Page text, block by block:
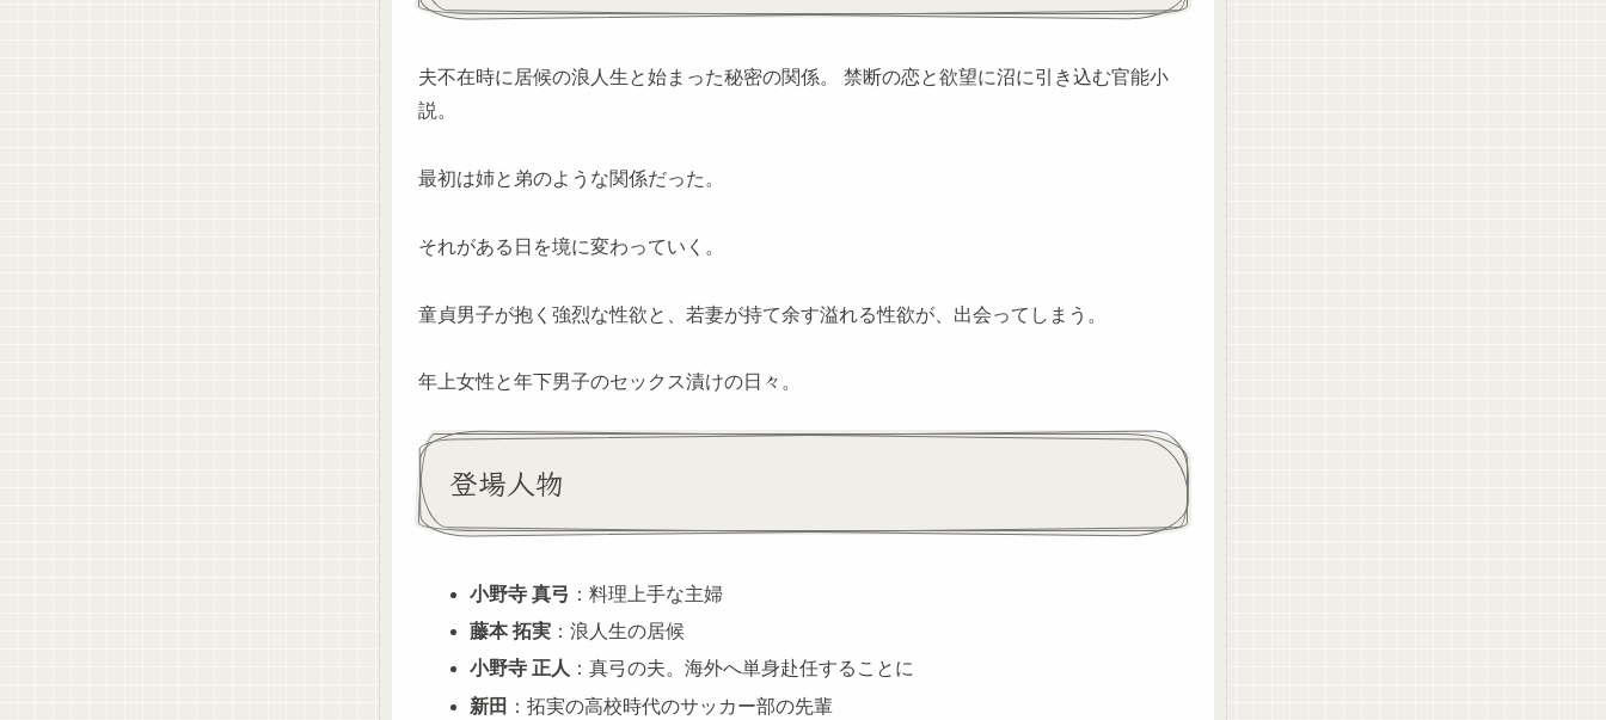
夫不在時に居候の浪人生と始まった秘密の関係。 禁断の恋と欲望に沼に引き込む官能小
説。
最初は姉と弟のような関係だった。
それがある日を境に変わっていく。
童貞男子が抱く強烈な性欲と、若妻が持て余す溢れる性欲が、出会ってしまう。
年上女性と年下男子のセックス漬けの日々。
登場人物
小野寺 真弓 ：料理上手な主婦
藤本 拓実 ：浪人生の居候
小野寺 正人 ：真弓の夫。海外へ単身赴任することに
新田 ：拓実の高校時代のサッカー部の先輩